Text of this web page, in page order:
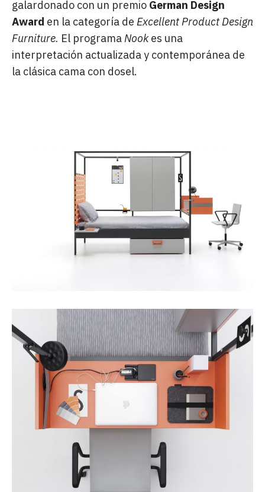
galardonado con un premio German Design
Award en la categoría de Excellent Product Design
Furniture. El programaNookes una
interpretación actualizada y contemporánea de
la clásica cama con dosel.